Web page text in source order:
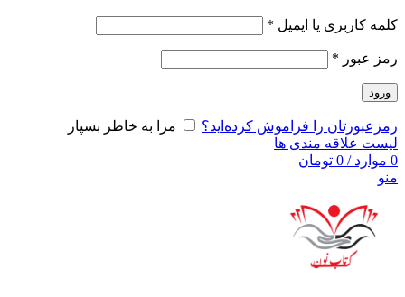
کلمه کاربری یا ایمیل *
رمز عبور *
ورود
رمزعبورتان را فراموش کرده‌اید؟
مرا به خاطر بسپار
لیست علاقه مندی ها
0 موارد /
0 تومان
منو